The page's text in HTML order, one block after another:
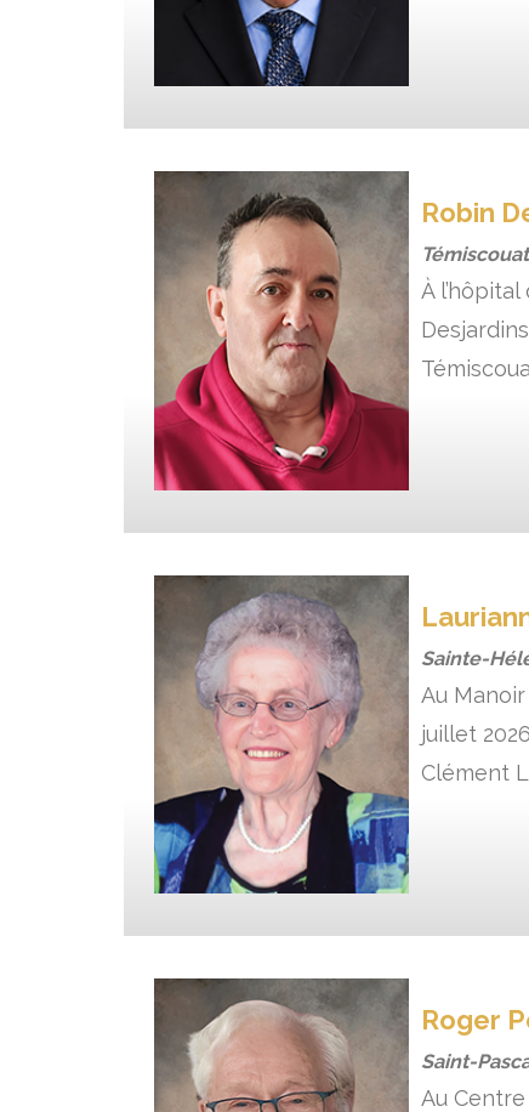
Robin
À
Sainte-
Au
juillet
Clément
Roger
Saint-
Au